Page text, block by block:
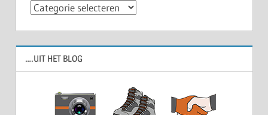
Categorieën
….UIT HET BLOG